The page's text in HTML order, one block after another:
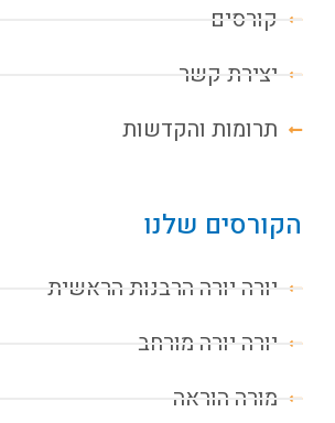
קורסים
יצירת קשר
תרומות והקדשות
הקורסים שלנו
יורה יורה הרבנות הראשית
יורה יורה מורחב
מורה הוראה